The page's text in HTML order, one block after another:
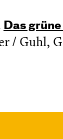
Das
/ Guhl,